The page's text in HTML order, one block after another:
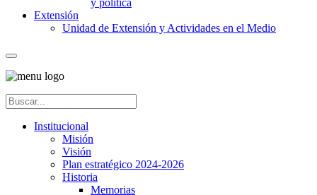
y política
Extensión
Unidad de Extensión y Actividades en el Medio
Institucional
Misión
Visión
Plan estratégico 2024-2026
Historia
Memorias